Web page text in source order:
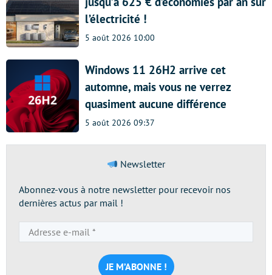
l’électricité !
5 août 2026 10:00
Windows 11 26H2 arrive cet
automne, mais vous ne verrez
quasiment aucune différence
5 août 2026 09:37
Newsletter
Abonnez-vous à notre newsletter pour recevoir nos
dernières actus par mail !
e-
mail
*